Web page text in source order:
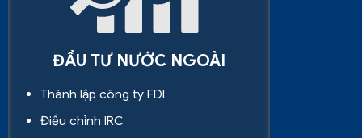
ĐẦU TƯ NƯỚC NGOÀI
Thành lập công ty FDI
Điều chỉnh IRC